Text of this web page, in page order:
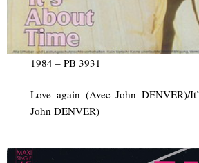
1984 – PB 3931
Love again (Avec John DENVER)/
John DENVER)